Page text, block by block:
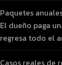
Paquetes
El dueño paga
regresa todo el
Casos reales de